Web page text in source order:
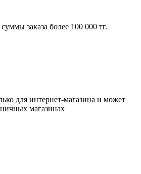
заказа более 100 000 тг.
для интернет-магазина и может
магазинах